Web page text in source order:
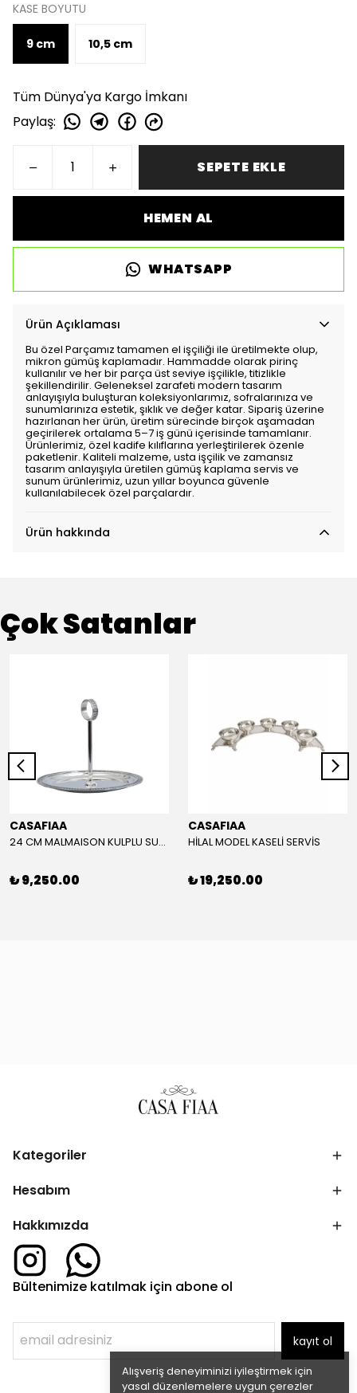
Alışveriş deneyiminizi iyileştirmek için
yasal düzenlemelere uygun çerezler
KASE BOYUTU
9 cm 10,5 cm
Tüm Dünya'ya Kargo İmkanı
Paylaş:
SEPETE EKLE
HEMEN AL
WHATSAPP
Ürün Açıklaması
Bu özel Parçamız tamamen el işçiliği ile üretilmekte olup,
mikron gümüş kaplamadır. Hammadde olarak pirinç
kullanılır ve her bir parça üst seviye işçilikle, titizlikle
şekillendirilir. Geleneksel zarafeti modern tasarım
anlayışıyla buluşturan koleksiyonlarımız, sofralarınıza ve
sunumlarınıza estetik, şıklık ve değer katar. Sipariş üzerine
hazırlanan her ürün, üretim sürecinde birçok aşamadan
geçirilerek ortalama 5–7 iş günü içerisinde tamamlanır.
Ürünlerimiz, özel kadife kılıflarına yerleştirilerek özenle
paketlenir. Kaliteli malzeme, usta işçilik ve zamansız
tasarım anlayışıyla üretilen gümüş kaplama servis ve
sunum ürünlerimiz, uzun yıllar boyunca güvenle
kullanılabilecek özel parçalardır.
Ürün hakkında
Çok Satanlar
CASAFIAA
24 CM MALMAISON KULPLU SUNUMLUK
₺ 9,250.00
CASAFIAA
HİLAL MODEL KASELİ SERVİS
₺ 19,250.00
Kategoriler
Hesabım
Hakkımızda
Bültenimize katılmak için abone ol
kayıt ol